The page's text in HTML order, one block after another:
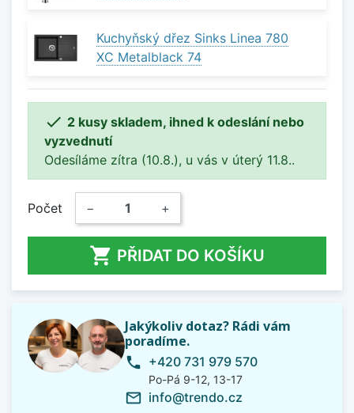
Kuchyňský dřez Sinks Linea 780
XC Metalblack 74
 2 kusy skladem, ihned k odeslání nebo
vyzvednutí
Odesíláme zítra (10.8.), u vás v úterý 11.8..
Počet − +
 PŘIDAT DO KOŠÍKU
Jakýkoliv dotaz? Rádi vám
poradíme.
phone +420 731 979 570
Po-Pá 9-12, 13-17
mail_outline info@trendo.cz